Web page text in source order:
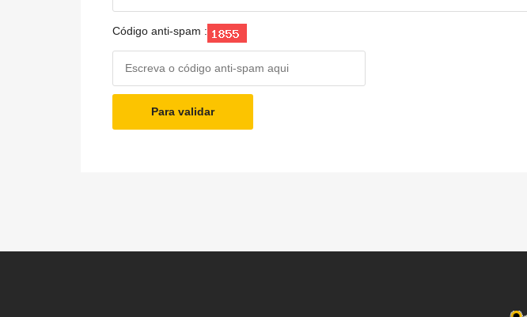
Código anti-spam :
Para validar